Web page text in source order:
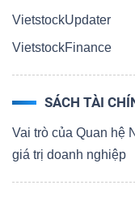
VietstockUpdater
VietstockFinance
SÁCH TÀI
Vai trò của Quan hệ
giá trị doanh nghiệp